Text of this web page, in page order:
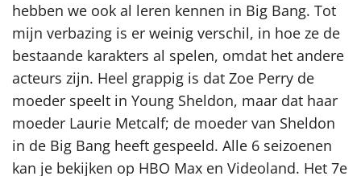
hebben we ook al leren kennen in Big Bang. Tot
mijn verbazing is er weinig verschil, in hoe ze de
bestaande karakters al spelen, omdat het andere
acteurs zijn. Heel grappig is dat Zoe Perry de
moeder speelt in Young Sheldon, maar dat haar
moeder Laurie Metcalf; de moeder van Sheldon
in de Big Bang heeft gespeeld. Alle 6 seizoenen
kan je bekijken op HBO Max en Videoland. Het 7e